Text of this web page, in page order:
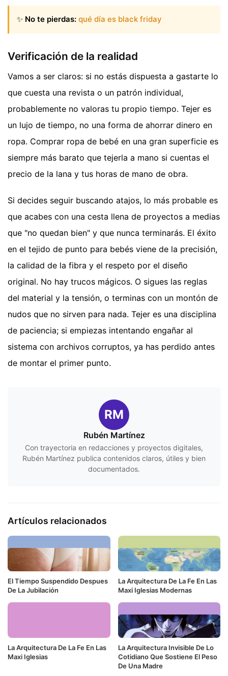
✨ No te pierdas: qué día es black friday
Verificación de la realidad
Vamos a ser claros: si no estás dispuesta a gastarte lo
que cuesta una revista o un patrón individual,
probablemente no valoras tu propio tiempo. Tejer es
un lujo de tiempo, no una forma de ahorrar dinero en
ropa. Comprar ropa de bebé en una gran superficie es
siempre más barato que tejerla a mano si cuentas el
precio de la lana y tus horas de mano de obra.
Si decides seguir buscando atajos, lo más probable es
que acabes con una cesta llena de proyectos a medias
que "no quedan bien" y que nunca terminarás. El éxito
en el tejido de punto para bebés viene de la precisión,
la calidad de la fibra y el respeto por el diseño
original. No hay trucos mágicos. O sigues las reglas
del material y la tensión, o terminas con un montón de
nudos que no sirven para nada. Tejer es una disciplina
de paciencia; si empiezas intentando engañar al
sistema con archivos corruptos, ya has perdido antes
de montar el primer punto.
RM
Rubén Martínez
Con trayectoria en redacciones y proyectos digitales,
Rubén Martínez publica contenidos claros, útiles y bien
documentados.
Artículos relacionados
El Tiempo Suspendido Despues
De La Jubilación
La Arquitectura De La Fe En Las
Maxi Iglesias Modernas
La Arquitectura De La Fe En Las
Maxi Iglesias
La Arquitectura Invisible De Lo
Cotidiano Que Sostiene El Peso
De Una Madre